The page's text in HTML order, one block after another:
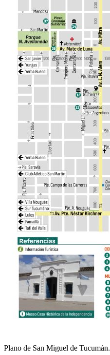
Plano de San Miguel de Tucumán.